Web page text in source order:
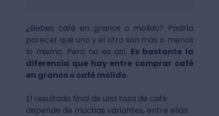
¿Bebes café en granos o molido? Podría
parecer que uno y el otro son más o menos
lo mismo. Pero no es así. Es bastante la
diferencia que hay entre comprar café
en granos o café molido.
El resultado final de una taza de café
depende de muchas variantes, entre ellas: